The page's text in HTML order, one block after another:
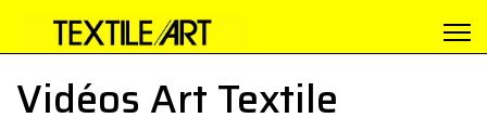
Vidéos Art Textile